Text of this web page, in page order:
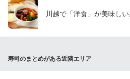
川越で「洋食」が美味し
寿司のまとめがある近隣エリア